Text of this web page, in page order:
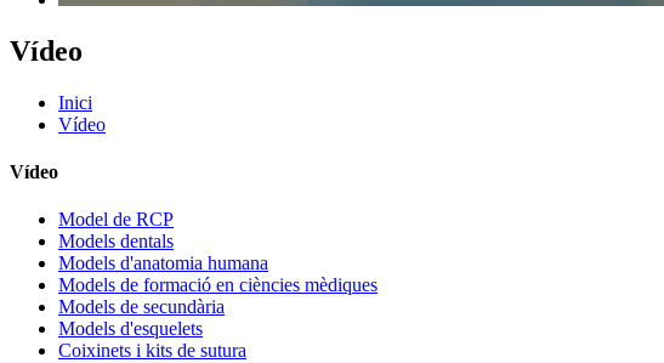
Vídeo
Inici
Vídeo
Vídeo
Model de RCP
Models dentals
Models d'anatomia humana
Models de formació en ciències mèdiques
Models de secundària
Models d'esquelets
Coixinets i kits de sutura